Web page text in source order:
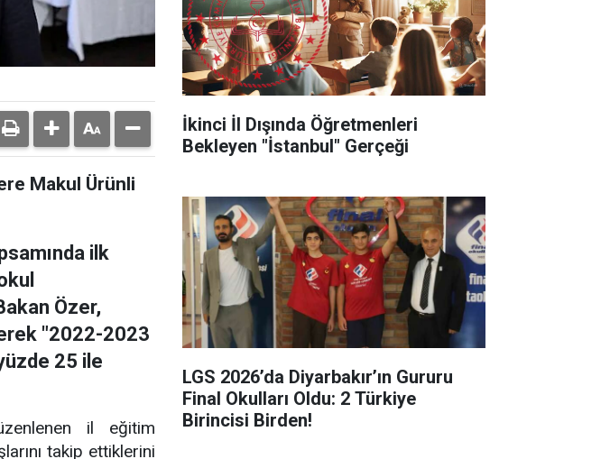
Makul Ürünli
ilk
Özer,
"2022-2023
25 ile
il eğitim
takip ettiklerini
İkinci İl Dışında Öğretmenleri
Bekleyen "İstanbul" Gerçeği
LGS 2026’da Diyarbakır’ın Gururu
Final Okulları Oldu: 2 Türkiye
Birincisi Birden!